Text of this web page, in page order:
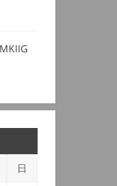
日